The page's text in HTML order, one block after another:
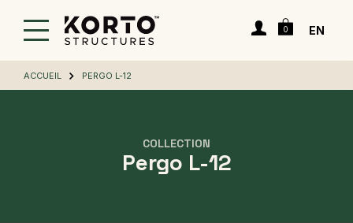
Connexion
Panier
0 EN
ACCUEIL PERGO L-12
COLLECTION
Pergo L-12